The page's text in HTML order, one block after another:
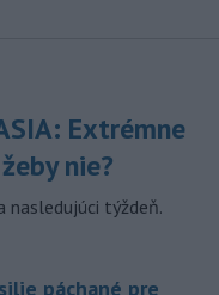
Extrémne
nie?
nasledujúci týždeň.
páchané pre